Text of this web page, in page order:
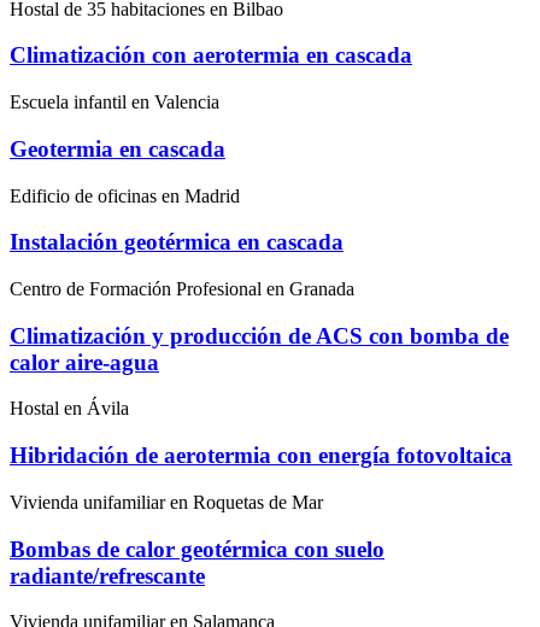
Hostal de 35 habitaciones en Bilbao
Climatización con aerotermia en cascada
Escuela infantil en Valencia
Geotermia en cascada
Edificio de oficinas en Madrid
Instalación geotérmica en cascada
Centro de Formación Profesional en Granada
Climatización y producción de ACS con bomba de
calor aire-agua
Hostal en Ávila
Hibridación de aerotermia con energía fotovoltaica
Vivienda unifamiliar en Roquetas de Mar
Bombas de calor geotérmica con suelo
radiante/refrescante
Vivienda unifamiliar en Salamanca